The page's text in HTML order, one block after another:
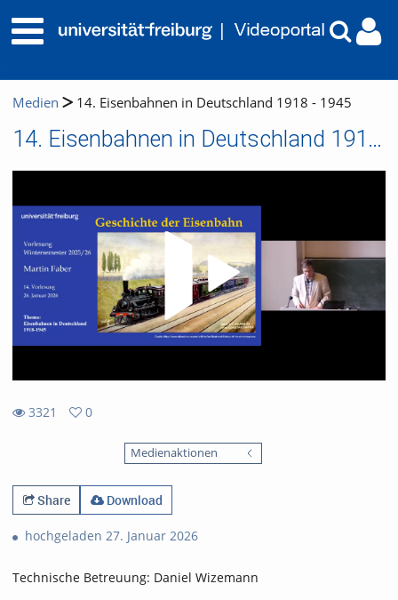
Medien 14. Eisenbahnen in Deutschland 1918 - 1945
14. Eisenbahnen in Deutschland 1918 - 1945
3321
0
Medienaktionen
Share Download
hochgeladen 27. Januar 2026
Technische Betreuung: Daniel Wizemann